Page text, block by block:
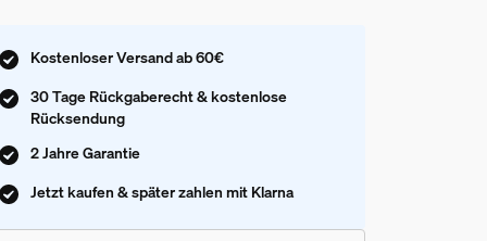
Kostenloser Versand ab 60€
30 Tage Rückgaberecht & kostenlose
Rücksendung
2 Jahre Garantie
Jetzt kaufen & später zahlen mit Klarna